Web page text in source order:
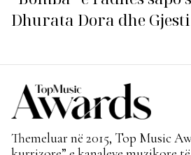
Dhurata Dora dhe
Themeluar në 2015, Top Music